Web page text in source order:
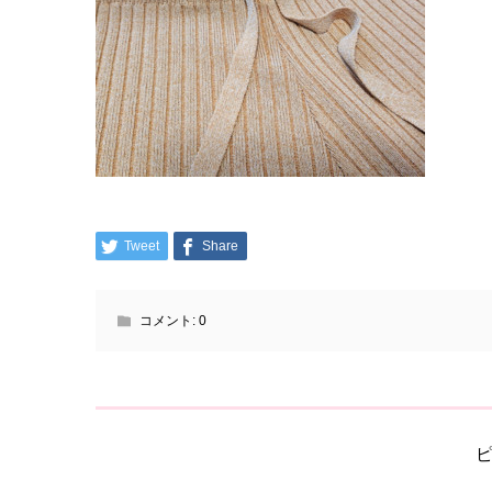
Tweet Share
コメント: 0